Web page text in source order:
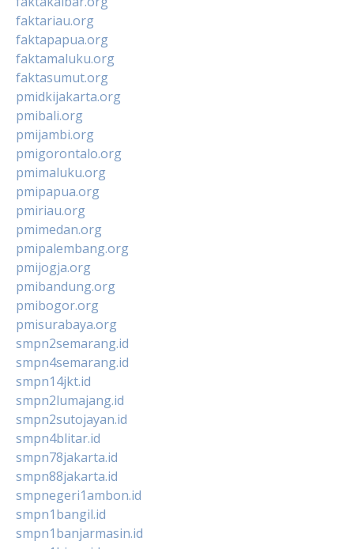
faktariau.org
faktapapua.org
faktamaluku.org
faktasumut.org
pmidkijakarta.org
pmibali.org
pmijambi.org
pmigorontalo.org
pmimaluku.org
pmipapua.org
pmiriau.org
pmimedan.org
pmipalembang.org
pmijogja.org
pmibandung.org
pmibogor.org
pmisurabaya.org
smpn2semarang.id
smpn4semarang.id
smpn14jkt.id
smpn2lumajang.id
smpn2sutojayan.id
smpn4blitar.id
smpn78jakarta.id
smpn88jakarta.id
smpnegeri1ambon.id
smpn1bangil.id
smpn1banjarmasin.id